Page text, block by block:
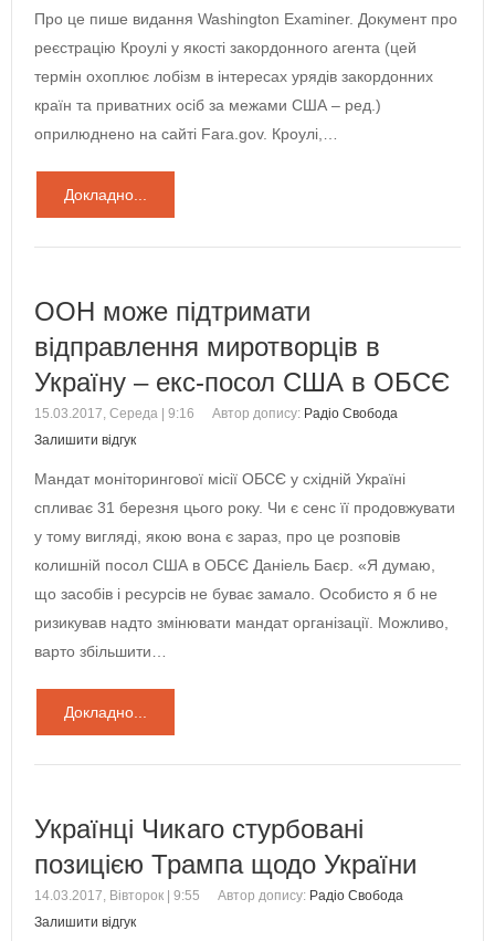
Про це пише видання Washington Examiner. Документ про
реєстрацію Кроулі у якості закордонного агента (цей
термін охоплює лобізм в інтересах урядів закордонних
країн та приватних осіб за межами США – ред.)
оприлюднено на сайті Fara.gov. Кроулі,…
Докладно...
ООН може підтримати
відправлення миротворців в
Україну – екс-посол США в ОБСЄ
15.03.2017, Середа | 9:16 Автор допису: Радіо Свобода
Залишити відгук
Мандат моніторингової місії ОБСЄ у східній Україні
спливає 31 березня цього року. Чи є сенс її продовжувати
у тому вигляді, якою вона є зараз, про це розповів
колишній посол США в ОБСЄ Даніель Баєр. «Я думаю,
що засобів і ресурсів не буває замало. Особисто я б не
ризикував надто змінювати мандат організації. Можливо,
варто збільшити…
Докладно...
Українці Чикаго стурбовані
позицією Трампа щодо України
14.03.2017, Вівторок | 9:55 Автор допису: Радіо Свобода
Залишити відгук